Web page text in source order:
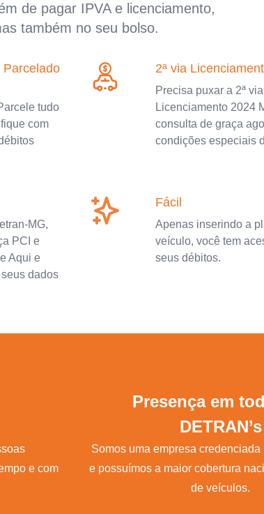
de pagar IPVA e licenciamento,
também no seu bolso.
Parcelado
tudo
com
2ª via
Precisa puxar a 2ª
Licenciamento 2024
consulta de graça
condições especiais
MG,
PCI e
Aqui e
dados
Fácil
Apenas inserindo a
veículo, você tem
seus débitos.
e com
Presença em
DETRAN’s
Somos uma empresa
e possuímos a maior cobertura
de veículos.